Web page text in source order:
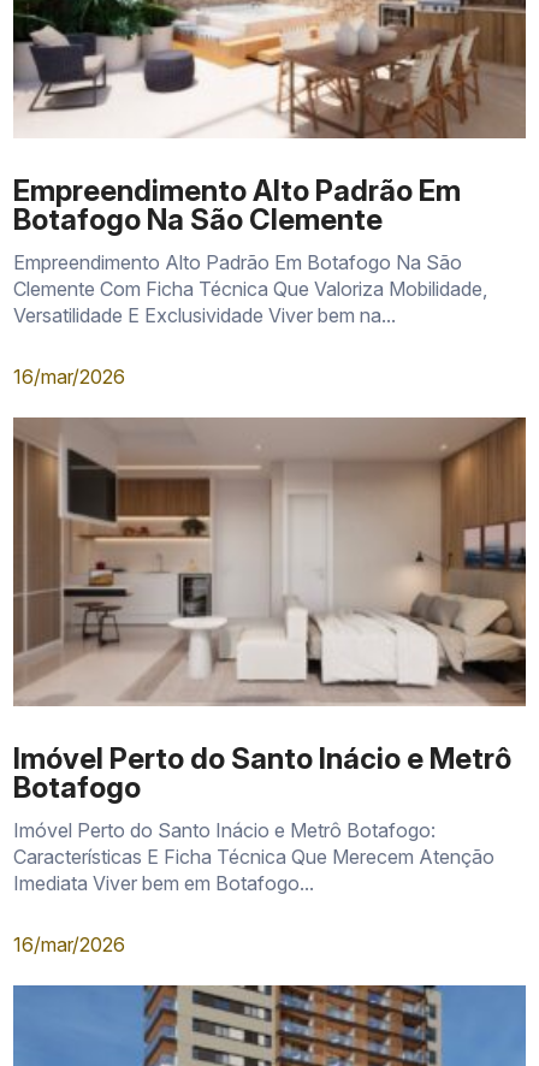
Empreendimento Alto Padrão Em
Botafogo Na São Clemente
Empreendimento Alto Padrão Em Botafogo Na São
Clemente Com Ficha Técnica Que Valoriza Mobilidade,
Versatilidade E Exclusividade Viver bem na...
16/mar/2026
Imóvel Perto do Santo Inácio e Metrô
Botafogo
Imóvel Perto do Santo Inácio e Metrô Botafogo:
Características E Ficha Técnica Que Merecem Atenção
Imediata Viver bem em Botafogo...
16/mar/2026